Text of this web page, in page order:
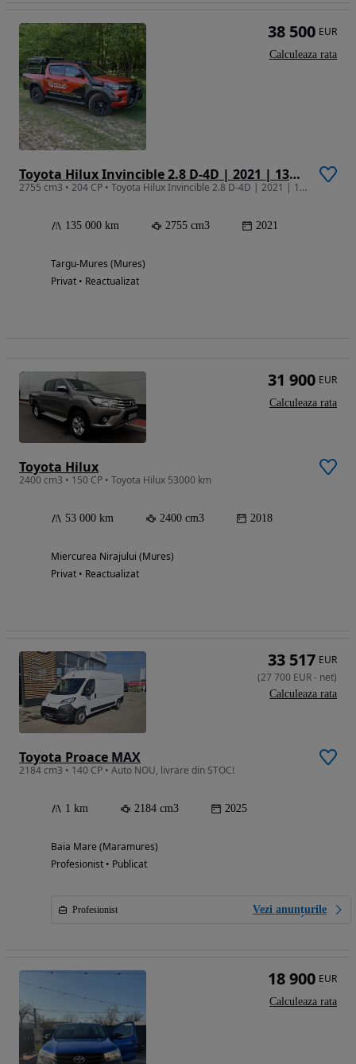
Toyota Hilux Invincible 2.8 D-4D | 2021 | 135.000 km
2755 cm3 • 204 CP • Toyota Hilux Invincible 2.8 D-4D | 2021 | 135.000 km
135 000 km 2755 cm3 2021
Targu-Mures (Mures)
Privat • Reactualizat
38 500 EUR
Calculeaza rata
Toyota Hilux
2400 cm3 • 150 CP • Toyota Hilux 53000 km
53 000 km 2400 cm3 2018
Miercurea Nirajului (Mures)
Privat • Reactualizat
31 900 EUR
Calculeaza rata
Toyota Proace MAX
2184 cm3 • 140 CP • Auto NOU, livrare din STOC!
1 km 2184 cm3 2025
Baia Mare (Maramures)
Profesionist • Publicat
Profesionist Vezi anunțurile
33 517 EUR
(27 700 EUR- net)
Calculeaza rata
18 900 EUR
Calculeaza rata